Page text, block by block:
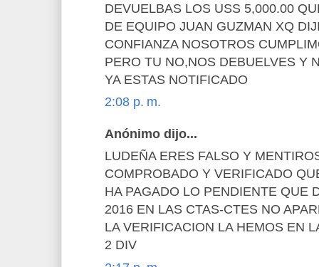
DEVUELBAS LOS USS 5,000.00
DE EQUIPO JUAN GUZMAN XQ
CONFIANZA NOSOTROS
PERO TU NO,NOS DEBUELVES Y
YA ESTAS NOTIFICADO
2:08 p. m.
Anónimo dijo...
LUDEÑA ERES FALSO Y
COMPROBADO Y VERIFICADO
HA PAGADO LO PENDIENTE QUE
2016 EN LAS CTAS-CTES NO
LA VERIFICACION LA HEMOS EN
2 DIV